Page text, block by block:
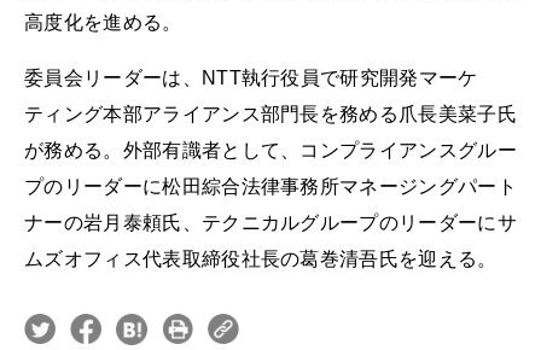
高度化を進める。
委員会リーダーは、NTT執行役員で研究開発マーケ
ティング本部アライアンス部門長を務める爪長美菜子氏
が務める。外部有識者として、コンプライアンスグルー
プのリーダーに松田綜合法律事務所マネージングパート
ナーの岩月泰頼氏、テクニカルグループのリーダーにサ
ムズオフィス代表取締役社長の葛巻清吾氏を迎える。